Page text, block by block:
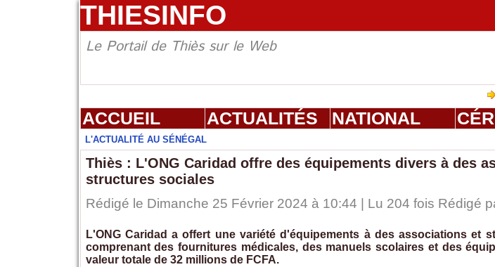
THIESINFO
Le Portail de Thiès sur le Web
ACCUEIL ACTUALITÉS NATIONAL
L'ACTUALITÉ AU SÉNÉGAL
Thiès : L'ONG Caridad offre des équipements divers à des
structures sociales
Rédigé le Dimanche 25 Février 2024 à 10:44 | Lu 204 fois Rédigé
L'ONG Caridad a offert une variété d'équipements à des associations et
comprenant des fournitures médicales, des manuels scolaires et des
valeur totale de 32 millions de FCFA.